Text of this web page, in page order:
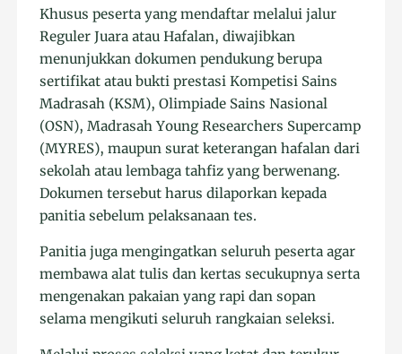
Khusus peserta yang mendaftar melalui jalur
Reguler Juara atau Hafalan, diwajibkan
menunjukkan dokumen pendukung berupa
sertifikat atau bukti prestasi Kompetisi Sains
Madrasah (KSM), Olimpiade Sains Nasional
(OSN), Madrasah Young Researchers Supercamp
(MYRES), maupun surat keterangan hafalan dari
sekolah atau lembaga tahfiz yang berwenang.
Dokumen tersebut harus dilaporkan kepada
panitia sebelum pelaksanaan tes.
Panitia juga mengingatkan seluruh peserta agar
membawa alat tulis dan kertas secukupnya serta
mengenakan pakaian yang rapi dan sopan
selama mengikuti seluruh rangkaian seleksi.